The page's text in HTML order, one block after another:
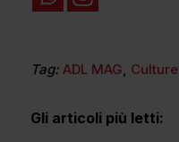
Tag: ADL MAG, Culture
Gli articoli più letti: